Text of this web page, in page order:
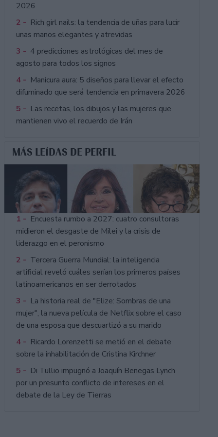
2026
2 - Rich girl nails: la tendencia de uñas para lucir
unas manos elegantes y atrevidas
3 - 4 predicciones astrológicas del mes de
agosto para todos los signos
4 - Manicura aura: 5 diseños para llevar el efecto
difuminado que será tendencia en primavera 2026
5 - Las recetas, los dibujos y las mujeres que
mantienen vivo el recuerdo de Irán
MÁS LEÍDAS DE PERFIL
1 - Encuesta rumbo a 2027: cuatro consultoras
midieron el desgaste de Milei y la crisis de
liderazgo en el peronismo
2 - Tercera Guerra Mundial: la inteligencia
artificial reveló cuáles serían los primeros países
latinoamericanos en ser derrotados
3 - La historia real de "Elize: Sombras de una
mujer", la nueva película de Netflix sobre el caso
de una esposa que descuartizó a su marido
4 - Ricardo Lorenzetti se metió en el debate
sobre la inhabilitación de Cristina Kirchner
5 - Di Tullio impugnó a Joaquín Benegas Lynch
por un presunto conflicto de intereses en el
debate de la Ley de Tierras